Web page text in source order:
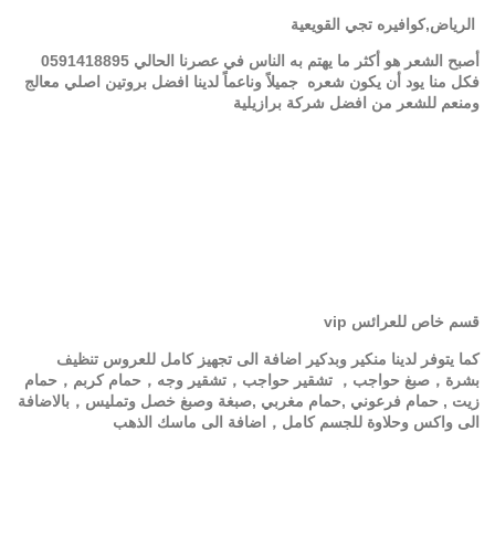
الرياض,كوافيره تجي القويعية
أصبح الشعر هو أكثر ما يهتم به الناس في عصرنا الحالي 0591418895
فكل منا يود أن يكون شعره جميلاً وناعماً لدينا افضل بروتين اصلي معالج
ومنعم للشعر من افضل شركة برازيلية
قسم خاص للعرائس vip
كما يتوفر لدينا منكير وبدكير اضافة الى تجهيز كامل للعروس تنظيف
بشرة，صبغ حواجب， تشقير حواجب，تشقير وجه，حمام كربم，حمام
زيت , حمام فرعوني ,حمام مغربي ,صبغة وصبغ خصل وتمليس，بالاضافة
الى واكس وحلاوة للجسم كامل，اضافة الى ماسك الذهب